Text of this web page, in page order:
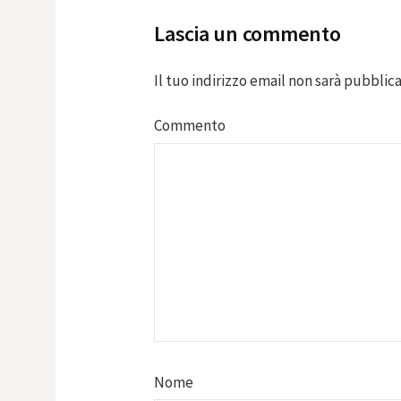
Lascia un commento
Il tuo indirizzo email non sarà
Commento
Nome